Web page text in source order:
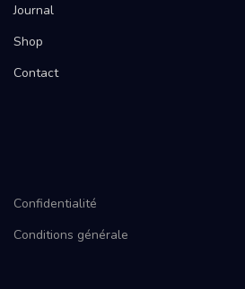
Journal
Shop
Contact
Confidentialité
Conditions générale